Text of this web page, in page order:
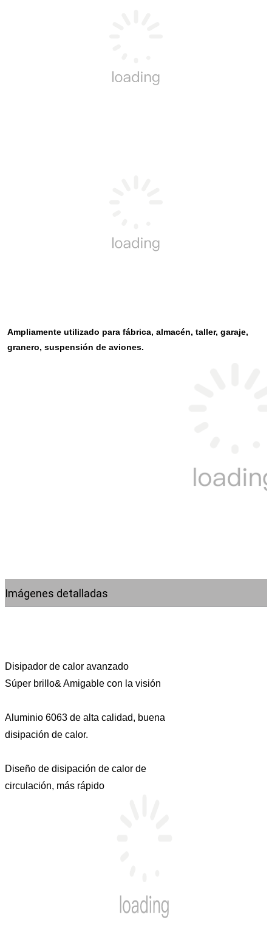
Ampliamente utilizado para fábrica, almacén, taller, garaje,
granero, suspensión de aviones.
Imágenes detalladas
Disipador de calor avanzado
Súper brillo& Amigable con la visión
Aluminio 6063 de alta calidad, buena
disipación de calor.
Diseño de disipación de calor de
circulación, más rápido